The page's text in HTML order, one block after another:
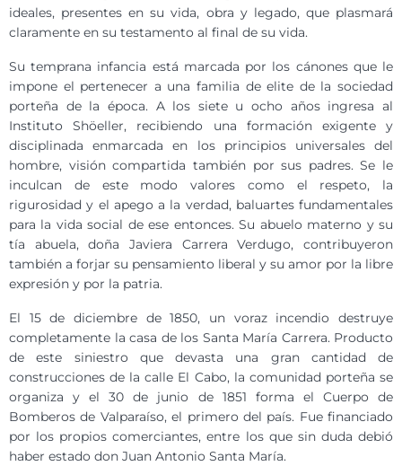
ideales, presentes en su vida, obra y legado, que plasmará
claramente en su testamento al final de su vida.
Su temprana infancia está marcada por los cánones que le
impone el pertenecer a una familia de elite de la sociedad
porteña de la época. A los siete u ocho años ingresa al
Instituto Shöeller, recibiendo una formación exigente y
disciplinada enmarcada en los principios universales del
hombre, visión compartida también por sus padres. Se le
inculcan de este modo valores como el respeto, la
rigurosidad y el apego a la verdad, baluartes fundamentales
para la vida social de ese entonces. Su abuelo materno y su
tía abuela, doña Javiera Carrera Verdugo, contribuyeron
también a forjar su pensamiento liberal y su amor por la libre
expresión y por la patria.
El 15 de diciembre de 1850, un voraz incendio destruye
completamente la casa de los Santa María Carrera. Producto
de este siniestro que devasta una gran cantidad de
construcciones de la calle El Cabo, la comunidad porteña se
organiza y el 30 de junio de 1851 forma el Cuerpo de
Bomberos de Valparaíso, el primero del país. Fue financiado
por los propios comerciantes, entre los que sin duda debió
haber estado don Juan Antonio Santa María.